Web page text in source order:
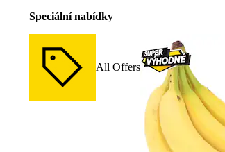
Speciální nabídky
All Offers